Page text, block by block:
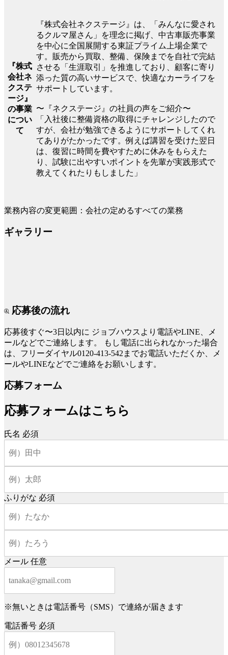
『株式
会社ネ
クステ
ージ』
の事業
につい
て
『株式会社ネクステージ』は、「みんなに愛され
るクルマ屋さん」を理念に掲げ、中古車販売事業
を中心に全国展開する東証プライム上場企業で
す。販売から買取、整備、保険までを自社で完結
させる「生涯取引」を推進しており、顧客に寄り
添った質の高いサービスで、快適なカーライフを
サポートしています。
〜『ネクステージ』の社員の声をご紹介〜
「入社後に整備資格の取得にチャレンジしたので
すが、会社が勉強できるようにサポートしてくれ
てありがたかったです。例えば講習を受けた翌日
は、復習に時間を費やすために休みをもらえた
り、試験に出やすいポイントを先輩が実践形式で
教えてくれたりもしました」
業務内容の変更範囲：会社の定めるすべての業務
ギャラリー
応募後の流れ
応募後すぐ〜3日以内に ジョブハウスより電話やLINE、メ
ールなどでご連絡します。
もし電話に出られなかった場合
は、フリーダイヤル0120-413-542までお電話いただくか、メ
ールやLINEなどでご連絡をお願いします。
応募フォーム
応募フォームはこちら
氏名 必須
ふりがな 必須
メール 任意
※無いときは電話番号（SMS）で連絡が届きます
電話番号 必須